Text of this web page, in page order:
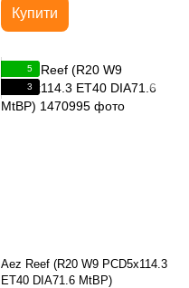
Купити
5
3
Aez Reef (R20 W9 PCD5x114.3
ET40 DIA71.6 MtBP)